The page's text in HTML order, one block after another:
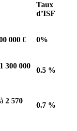
Taux
d’ISF
000 € 0%
1 300 000
0.5 %
2 570
0.7 %